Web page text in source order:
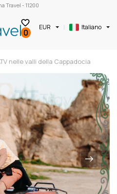
Travel - 11200
0 EUR Italiano
nelle valli della Cappadocia